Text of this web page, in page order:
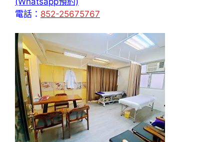
電話： 852-25675767